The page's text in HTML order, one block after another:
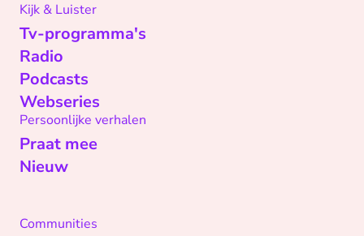
Kijk & Luister
Tv-programma's
Radio
Podcasts
Webseries
Persoonlijke verhalen
Praat mee
Nieuw
Communities